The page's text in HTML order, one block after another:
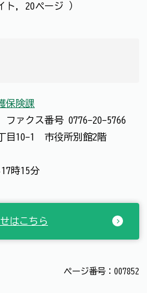
ト, 20ページ ）
保険課
ファクス番号 0776-20-5766
目10-1 市役所別館2階
時15分
はこちら
ページ番号：007852